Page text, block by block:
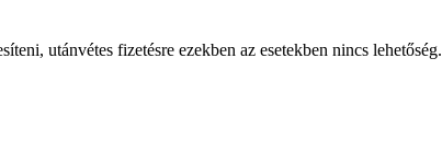
utánvétes fizetésre ezekben az esetekben nincs lehetőség.